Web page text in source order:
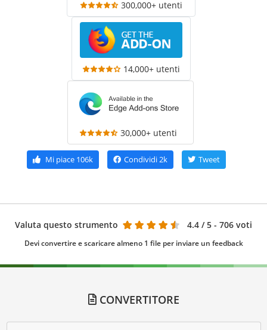
300,000+ utenti
14,000+ utenti
30,000+ utenti
Mi piace 106k Condividi2k Tweet
Valuta questo strumento 4.4 / 5 - 706 voti
Devi convertire e scaricare almeno 1 file per inviare un feedback
CONVERTITORE